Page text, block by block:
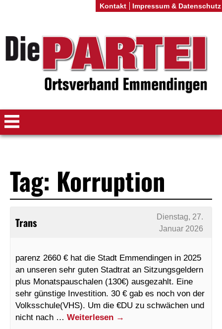
Tag: Korruption
Trans
Dienstag, 27.
Januar 2026
parenz 2660 € hat die Stadt Emmendingen in 2025
an unseren sehr guten Stadtrat an Sitzungsgeldern
plus Monatspauschalen (130€) ausgezahlt. Eine
sehr günstige Investition. 30 € gab es noch von der
Volksschule(VHS). Um die €DU zu schwächen und
nicht nach … Weiterlesen →
Kontakt Impressum & Datenschutz